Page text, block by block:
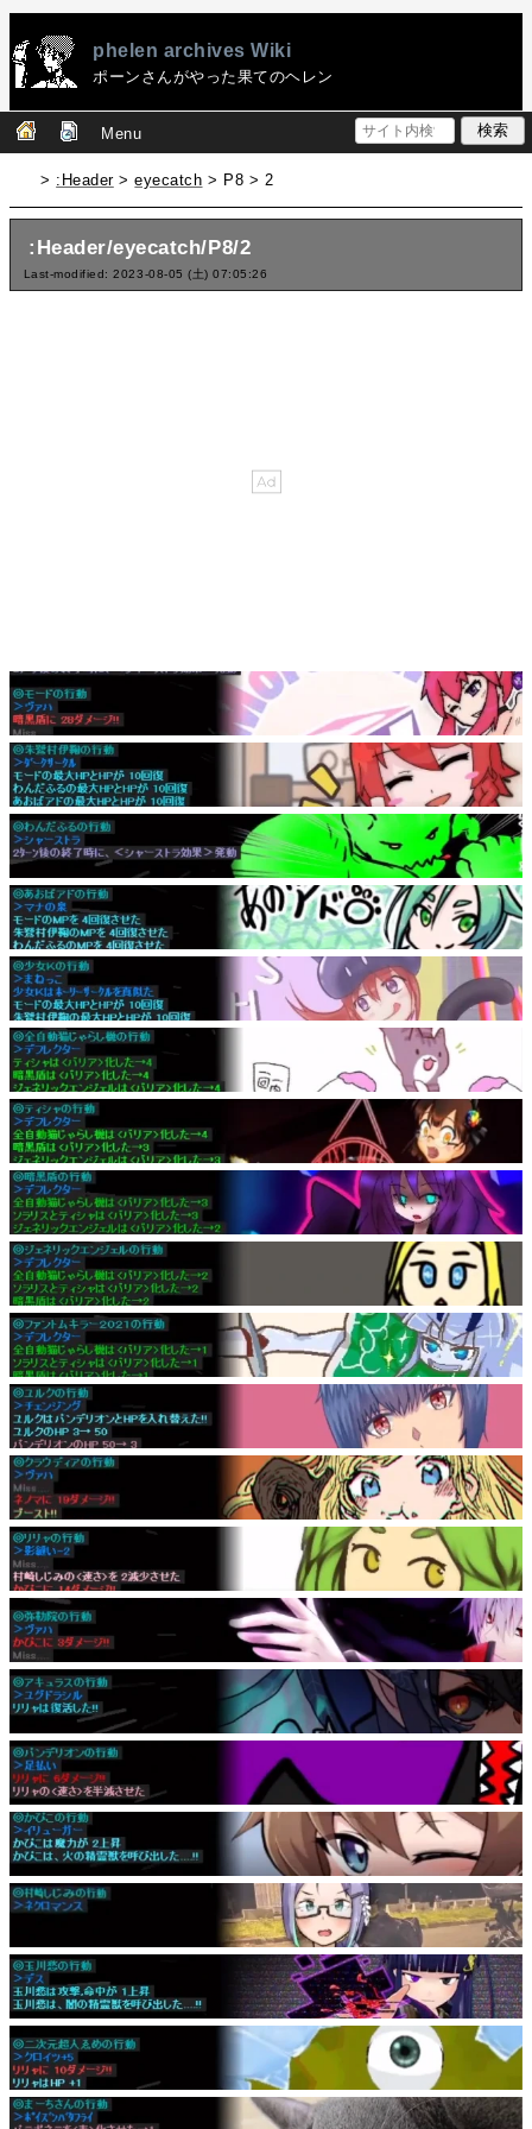
phelen archives Wiki
ポーンさんがやった果てのヘレン
Menu
> :Header>eyecatch > P8 > 2
:Header/eyecatch/P8/2
Last-modified: 2023-08-05 (土) 07:05:26